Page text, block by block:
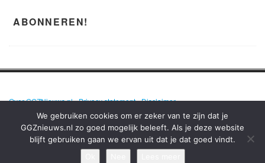
Over GGZNieuws.nl•Privacy statement•Disclaimer
GGZNIEUWS.NL – ELKE DAG HET NIEUWS OVER MENTALE GEZONDHEID
EN DE GGZ OP EEN RIJ!
We gebruiken cookies om er zeker van te zijn dat je
GGZnieuws.nl zo goed mogelijk beleeft. Als je deze website
blijft gebruiken gaan we ervan uit dat je dat goed vindt.